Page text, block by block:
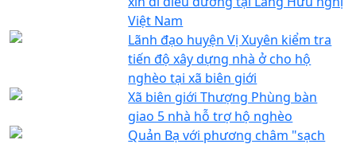
Việt Nam
Lãnh đạo huyện Vị Xuyên kiểm tra
tiến độ xây dựng nhà ở cho hộ
nghèo tại xã biên giới
Xã biên giới Thượng Phùng bàn
giao 5 nhà hỗ trợ hộ nghèo
Quản Bạ với phương châm "sạch